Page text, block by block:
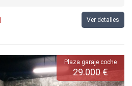
Ver detalles
Plaza garaje coche
29.000 €